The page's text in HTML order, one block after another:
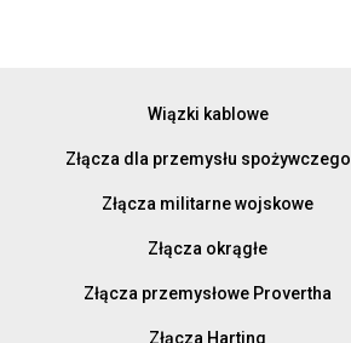
Wiązki kablowe
Złącza dla przemysłu spożywczego
Złącza militarne wojskowe
Złącza okrągłe
Złącza przemysłowe Provertha
Złącza Harting